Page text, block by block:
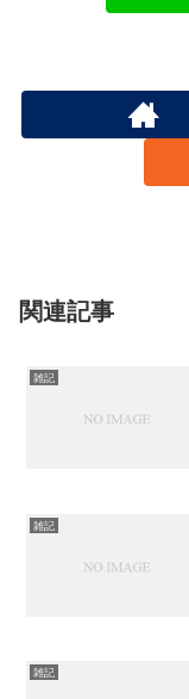
関連記事
雑記
雑記
雑記